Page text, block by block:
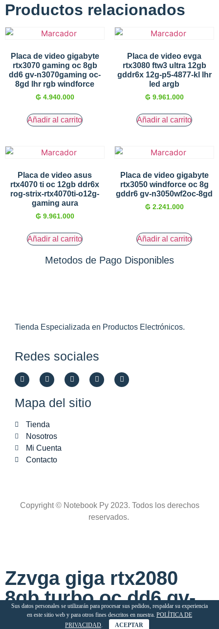
Productos relacionados
Placa de video gigabyte
rtx3070 gaming oc 8gb
dd6 gv-n3070gaming oc-
8gd lhr rgb windforce
₲ 4.940.000
Añadir al carrito
Placa de video evga
rtx3080 ftw3 ultra 12gb
gddr6x 12g-p5-4877-kl lhr
led argb
₲ 9.961.000
Añadir al carrito
Placa de video asus
rtx4070 ti oc 12gb ddr6x
rog-strix-rtx4070ti-o12g-
gaming aura
₲ 9.961.000
Añadir al carrito
Placa de video gigabyte
rtx3050 windforce oc 8g
gddr6 gv-n3050wf2oc-8gd
₲ 2.241.000
Añadir al carrito
Metodos de Pago Disponibles
Tienda Especializada en Productos Electrónicos.
Redes sociales
Mapa del sitio
Tienda
Nosotros
Mi Cuenta
Contacto
Copyright © Notebook Py 2023. Todos los derechos
reservados.
Zzvga giga rtx2080
8gb turbo oc dd6 gv-
n2080turbo oc-8gc
Sus datos personales se utilizarán para procesar sus pedidos, respaldar su experiencia
en este sitio web y para otros fines descritos en nuestra. POLÍTICA DE
PRIVACIDAD. ACEPTAR